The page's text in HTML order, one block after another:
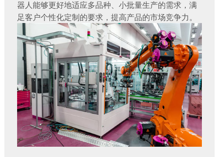
器人能够更好地适应多品种、小批量生产的需求，满
足客户个性化定制的要求，提高产品的市场竞争力。